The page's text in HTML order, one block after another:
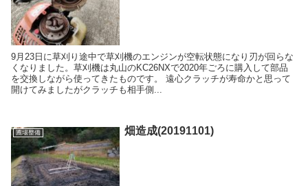
9月23日に草刈り途中で草刈機のエンジンが空転状態になり刃が回らな
くなりました。草刈機は丸山のKC26NXで2020年ごろに購入して部品
を交換しながら使ってきたものです。 遠心クラッチが寿命かと思って
開けてみましたがクラッチも相手側...
圃場整備 畑造成(20191101)